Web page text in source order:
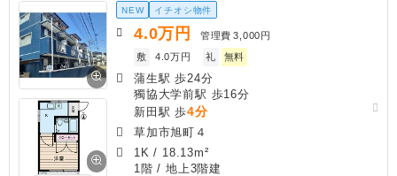
NEW イチオシ物件
4.0万円 管理費 3,000円
敷
4.0万円 礼 無料
蒲生駅 歩24分
獨協大学前駅 歩16分
新田駅 歩4分
草加市旭町４
1K / 18.13m²
1階 / 地上3階建